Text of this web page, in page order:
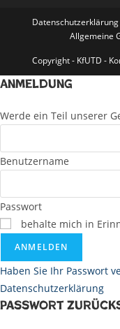
Datenschutzerklärung
Allgemeine
Copyright - KfUTD -
Anmeldung
Werde ein Teil unserer
Benutzername
Passwort
behalte mich in
ANMELDEN
Haben Sie Ihr Passwort
Datenschutzerklärung
Passwort